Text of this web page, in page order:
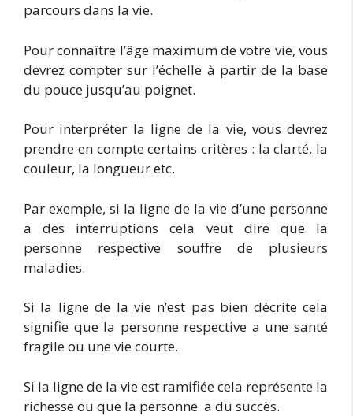
parcours dans la vie.
Pour connaître l’âge maximum de votre vie, vous
devrez compter sur l’échelle à partir de la base
du pouce jusqu’au poignet.
Pour interpréter la ligne de la vie, vous devrez
prendre en compte certains critères : la clarté, la
couleur, la longueur etc.
Par exemple, si la ligne de la vie d’une personne
a des interruptions cela veut dire que la
personne respective souffre de plusieurs
maladies.
Si la ligne de la vie n’est pas bien décrite cela
signifie que la personne respective a une santé
fragile ou une vie courte.
Si la ligne de la vie est ramifiée cela représente la
richesse ou que la personne a du succès.